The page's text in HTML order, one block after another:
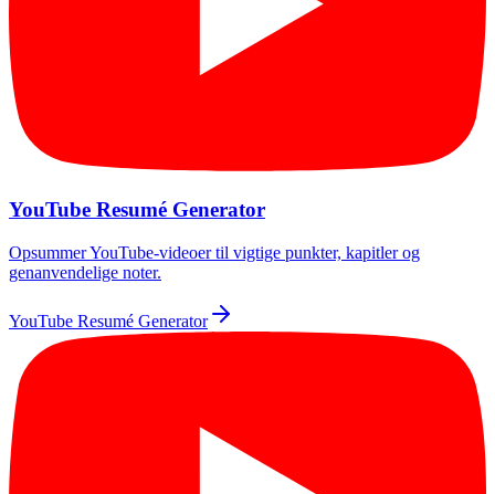
YouTube Resumé Generator
Opsummer YouTube-videoer til vigtige punkter, kapitler og
genanvendelige noter.
YouTube Resumé Generator